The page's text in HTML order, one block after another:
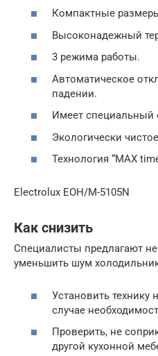
Компактные
Высоконадежный
3 режима работы.
Автоматическое
падении.
Имеет специальный
Экологически
Технология “MAX
Electrolux EOH/M-5105N
Как снизить
Специалисты предлагают
уменьшить шум
Установить технику
случае
Проверить, не
другой кухонной